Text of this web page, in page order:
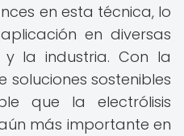
en esta técnica, lo
en diversas
la industria. Con la
soluciones sostenibles
que la electrólisis
más importante en